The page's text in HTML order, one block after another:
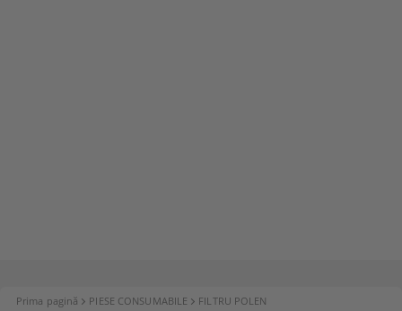
Prima pagină PIESE CONSUMABILE FILTRU POLEN